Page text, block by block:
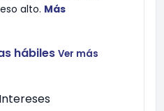
alto. Más
hábiles Ver más